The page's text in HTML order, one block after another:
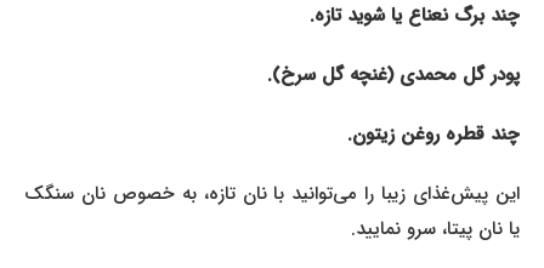
چند برگ نعناع یا شوید تازه.
پودر گل محمدی (غنچه گل سرخ).
چند قطره روغن زیتون.
این پیش‌غذای زیبا را می‌توانید با نان تازه، به خصوص نان سنگک
یا نان پیتا، سرو نمایید.